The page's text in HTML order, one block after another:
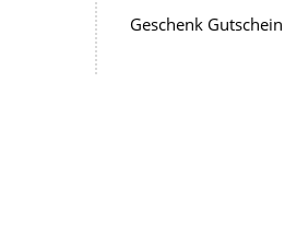
Geschenk Gutschein